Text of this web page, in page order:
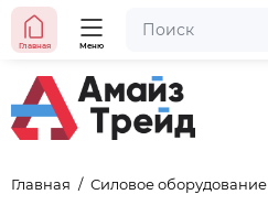
Главная Меню
Главная Силовое оборудование